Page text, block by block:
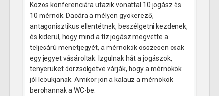
Közös konferenciára utazik vonattal 10 jogász és
10 mérnök. Dacára a mélyen gyökerező,
antagonisztikus ellentétnek, beszélgetni kezdenek,
és kiderül, hogy mind a tíz jogász megvette a
teljesárú menetjegyét, a mérnökök összesen csak
egy jegyet vásároltak. Izgulnak hát a jogászok,
tenyerüket dörzsölgetve várják, hogy a mérnökök
jól lebukjanak. Amikor jön a kalauz a mérnökök
berohannak a WC-be.